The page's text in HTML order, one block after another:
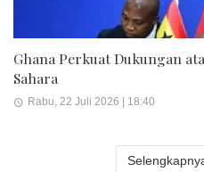
Ghana Perkuat Dukungan
Sahara
Rabu, 22 Juli 2026 | 18:40